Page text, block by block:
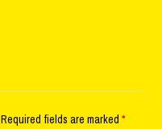
Required fields are marked *